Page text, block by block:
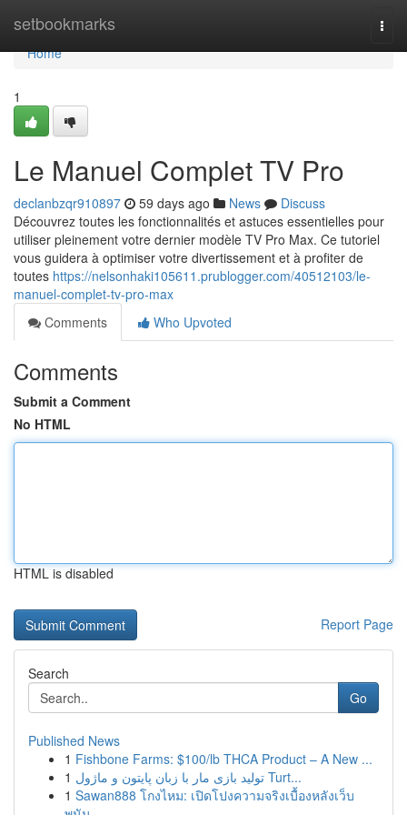
setbookmarks
Home
Home
1
Le Manuel Complet TV Pro
declanbzqr910897 59 days ago News
Discuss
Découvrez toutes les fonctionnalités et astuces essentielles pour
utiliser pleinement votre dernier modèle TV Pro Max. Ce tutoriel
vous guidera à optimiser votre divertissement et à profiter de
toutes https://nelsonhaki105611.prublogger.com/40512103/le-
manuel-complet-tv-pro-max
Comments
Who Upvoted
Comments
Submit a Comment
No HTML
HTML is disabled
Report Page
Search
Go
Published News
1 Fishbone Farms: $100/lb THCA Product – A New ...
1
تولید بازی مار با زبان پایتون و ماژول Turt...
1 Sawan888 โกงไหม: เปิดโปงความจริงเบื้องหลังเว็บ